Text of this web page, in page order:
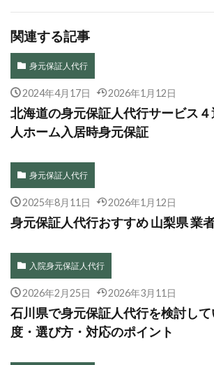
関連する記事
身元保証人代行
2024年4月17日 2026年1月12日
北海道の身元保証人代行サービス
人ホーム入居時身元保証
身元保証人代行
2025年8月11日 2026年1月12日
身元保証人代行おすすめ 山梨県 業
入院身元保証人代行
2026年2月25日 2026年3月11日
石川県で身元保証人代行を検討し
度・選び方・対応のポイント